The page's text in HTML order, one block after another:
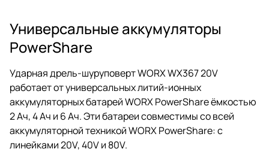
Универсальные аккумуляторы
PowerShare
Ударная дрель-шуруповерт WORX WX367 20V
работает от универсальных литий-ионных
аккумуляторных батарей WORX PowerShare ёмкостью
2 Ач, 4 Ач и 6 Ач. Эти батареи совместимы со всей
аккумуляторной техникой WORX PowerShare: с
линейками 20V, 40V и 80V.